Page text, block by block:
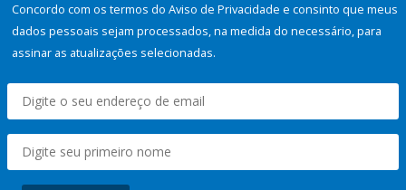
Concordo com os termos do Aviso de Privacidade e consinto que meus
dados pessoais sejam processados, na medida do necessário, para
assinar as atualizações selecionadas.